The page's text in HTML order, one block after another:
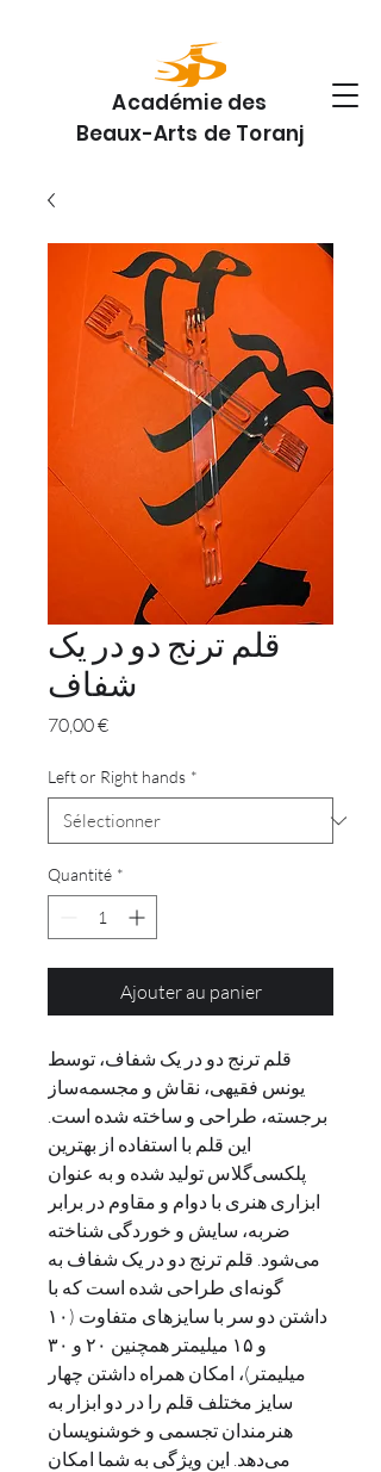
Académie des
Beaux-Arts de Toranj
قلم ترنج دو در یک
شفاف
70,00 €Prix
Left or Right hands *
Quantité *
Ajouter au panier
قلم ترنج دو در یک شفاف، توسط
یونس فقیهی، نقاش و مجسمه‌ساز
برجسته، طراحی و ساخته شده است.
این قلم با استفاده از بهترین
پلکسی‌گلاس تولید شده و به عنوان
ابزاری هنری با دوام و مقاوم در برابر
ضربه، سایش و خوردگی شناخته
می‌شود. قلم ترنج دو در یک شفاف به
گونه‌ای طراحی شده است که با
داشتن دو سر با سایزهای متفاوت (۱۰
و ۱۵ میلیمتر همچنین ۲۰ و ۳۰
میلیمتر)، امکان همراه داشتن چهار
سایز مختلف قلم را در دو ابزار به
هنرمندان تجسمی و خوشنویسان
می‌دهد. این ویژگی به شما امکان